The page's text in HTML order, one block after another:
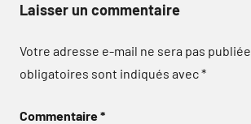
Laisser un commentaire
Votre adresse e-mail ne sera pas publiée.
obligatoires sont indiqués avec*
Commentaire*